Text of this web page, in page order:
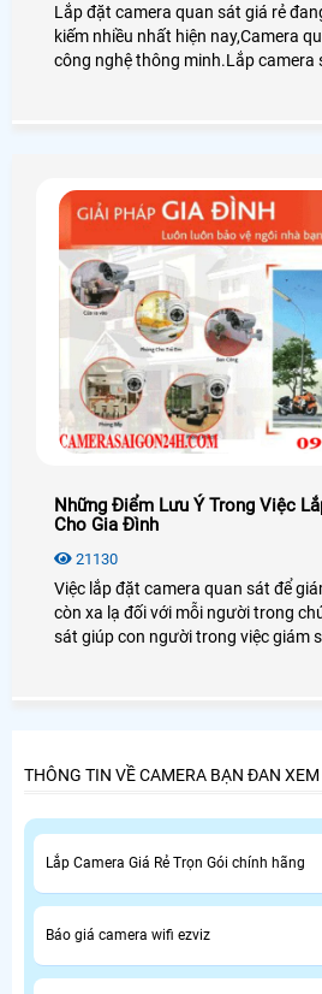
Lắp đặt camera quan sát giá rẻ
kiếm nhiều nhất hiện nay,Camera
công nghệ thông minh.Lắp camera
Những Điểm Lưu Ý Trong Việc
Cho Gia Đình
21130
Việc lắp đặt camera quan sát để
còn xa lạ đối với mỗi người trong
sát giúp con người trong việc giám
THÔNG TIN VỀ CAMERA BẠN ĐAN XEM
Lắp Camera Giá Rẻ Trọn Gói chính hãng
Báo giá camera wifi ezviz